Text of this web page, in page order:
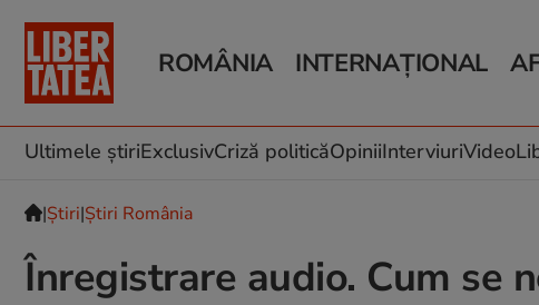
ROMÂNIA
Știri Locale
Politică
Infrastructura
INTERNAȚIONAL
Război în Ucraina
Război în Iran
Ultimele știriExclusivCriză politicăOpiniiInterviuriVideo
|Ştiri|Știri România
Înregistrare audio. Cum se